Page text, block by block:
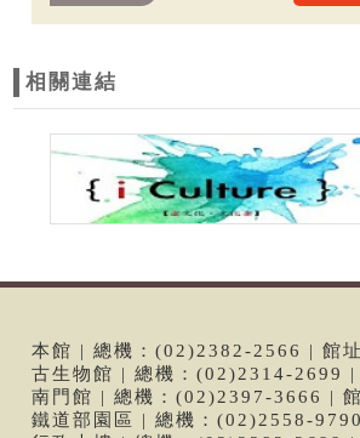
相關連結
本館 | 總機：(02)2382-2566 | 館
古生物館 | 總機：(02)2314-2699
南門館 | 總機：(02)2397-3666 |
鐵道部園區 | 總機：(02)2558-